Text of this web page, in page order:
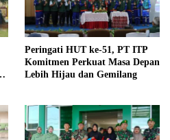
Peringati HUT ke-51, PT ITP
Komitmen Perkuat Masa Depan
Lebih Hijau dan Gemilang